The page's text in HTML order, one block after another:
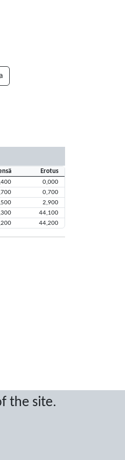
the site.
Erotus
0,000
0,700
2,900
44,100
44,200